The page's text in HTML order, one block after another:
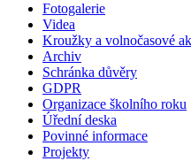
Fotogalerie
Videa
Kroužky a volnočasové
Archiv
Schránka důvěry
GDPR
Organizace školního roku
Úřední deska
Povinné informace
Projekty